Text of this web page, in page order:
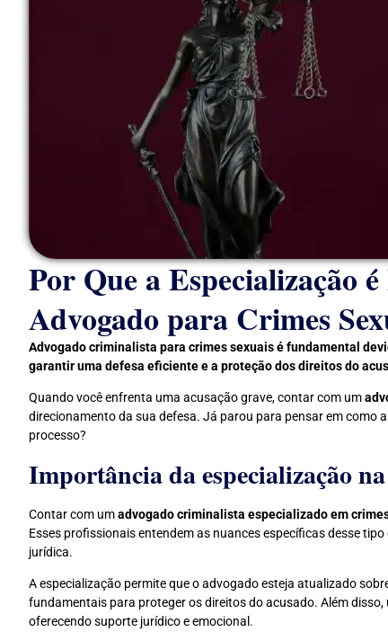
Por Que a Especialização
Advogado para Crimes
Advogado criminalista para crimes sexuais é fundamental
garantir uma defesa eficiente e a proteção dos direitos do
Quando você enfrenta uma acusação grave, contar com um
direcionamento da sua defesa. Já parou para pensar em como
processo?
Importância da especialização
Contar com umadvogado criminalista especializado em
Esses profissionais entendem as nuances específicas desse
jurídica.
A especialização permite que o advogado esteja atualizado
fundamentais para proteger os direitos do acusado. Além
oferecendo suporte jurídico e emocional.